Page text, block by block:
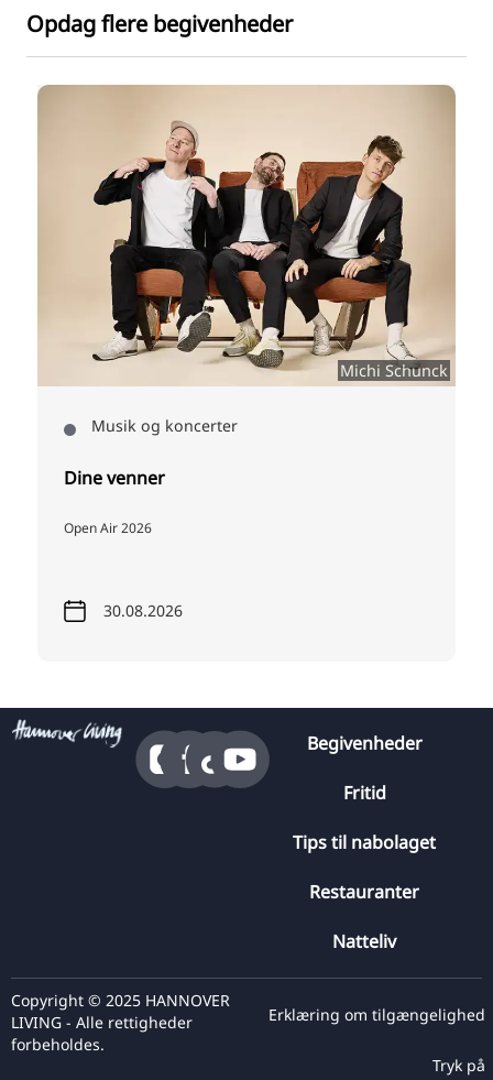
Opdag flere begivenheder
Michi Schunck
Musik og koncerter
Dine venner
Open Air 2026
30.08.2026
Begivenheder
Fritid
Tips til nabolaget
Restauranter
Natteliv
Copyright © 2025 HANNOVER
LIVING - Alle rettigheder
forbeholdes.
Erklæring om tilgængelighed
Tryk på